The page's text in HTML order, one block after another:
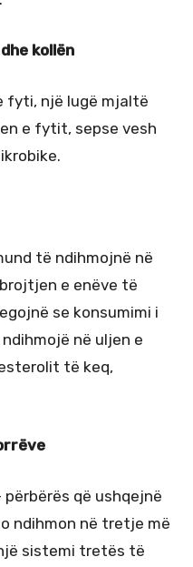
kollën
fyti, një lugë mjaltë
e fytit, sepse vesh
të ndihmojnë në
e enëve të
se konsumimi i
në uljen e
të keq,
që ushqejnë
ndihmon në tretje më
sistemi tretës të